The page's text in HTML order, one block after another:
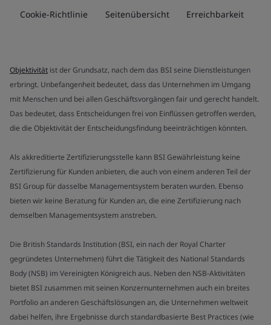
Cookie-Richtlinie Seitenübersicht Erreichbarkeit
Objektivität ist der Grundsatz, nach dem das BSI seine Dienstleistungen
erbringt. Unbefangenheit bedeutet, dass das Unternehmen im Umgang
mit Menschen und bei allen Geschäftsvorgängen fair und gerecht handelt.
Das bedeutet, dass Entscheidungen frei von Einflüssen getroffen werden,
die die Objektivität der Entscheidungsfindung beeinträchtigen könnten.
Als akkreditierte Zertifizierungsstelle kann BSI Gewährleistung keine
Zertifizierung für Kunden anbieten, die auch von einem anderen Teil der
BSI Group für dasselbe Managementsystem beraten wurden. Ebenso
bieten wir keine Beratung für Kunden an, die eine Zertifizierung nach
demselben Managementsystem anstreben.
Die British Standards Institution (BSI, ein nach der Royal Charter
gegründetes Unternehmen) führt die Tätigkeit des National Standards
Body (NSB) im Vereinigten Königreich aus. Neben den NSB-Aktivitäten
bietet BSI zusammen mit seinen Konzernunternehmen auch ein breites
Portfolio an anderen Geschäftslösungen an, die Unternehmen weltweit
dabei helfen, ihre Ergebnisse durch standardbasierte Best Practices (wie